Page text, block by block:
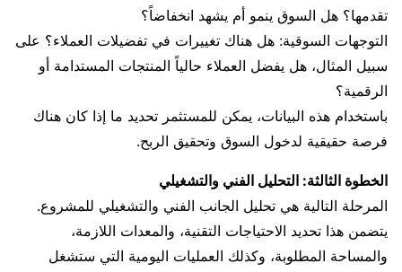
تقدمها؟ هل السوق ينمو أم يشهد انخفاضاً؟
التوجهات السوقية: هل هناك تغييرات في تفضيلات العملاء؟ على
سبيل المثال، هل يفضل العملاء حالياً المنتجات المستدامة أو
الرقمية؟
باستخدام هذه البيانات، يمكن للمستثمر تحديد ما إذا كان هناك
فرصة حقيقية لدخول السوق وتحقيق الربح.
الخطوة الثالثة: التحليل الفني والتشغيلي
المرحلة التالية هي تحليل الجانب الفني والتشغيلي للمشروع.
يتضمن هذا تحديد الاحتياجات التقنية، والمعدات اللازمة،
والمساحة المطلوبة، وكذلك العمليات اليومية التي ستشغل